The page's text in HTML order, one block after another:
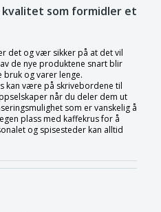
kvalitet som formidler et
det og vær sikker på at det vil
de nye produktene snart blir
bruk og varer lenge.
kan være på skrivebordene til
når du deler dem ut
som er vanskelig å
plass med kaffekrus for å
og spisesteder kan alltid